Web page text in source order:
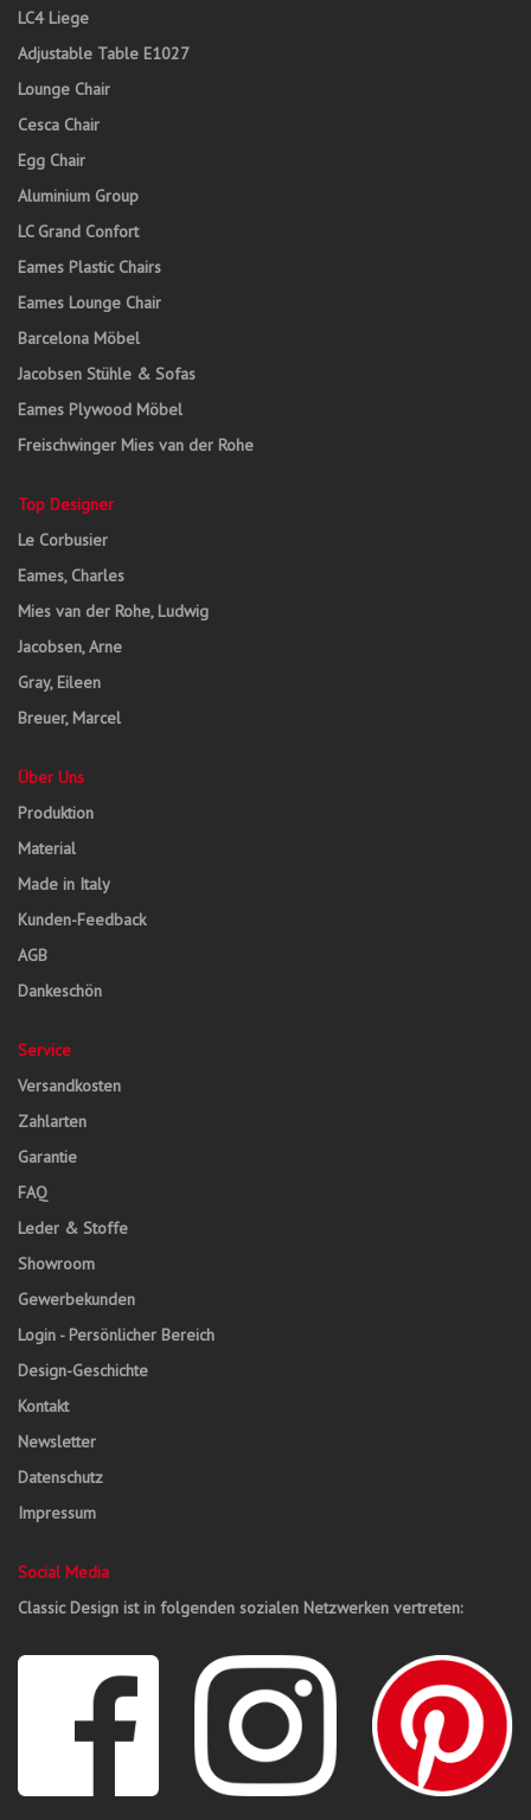
LC4 Liege
Adjustable Table E1027
Lounge Chair
Cesca Chair
Egg Chair
Aluminium Group
LC Grand Confort
Eames Plastic Chairs
Eames Lounge Chair
Barcelona Möbel
Jacobsen Stühle & Sofas
Eames Plywood Möbel
Freischwinger Mies van der Rohe
Top Designer
Le Corbusier
Eames, Charles
Mies van der Rohe, Ludwig
Jacobsen, Arne
Gray, Eileen
Breuer, Marcel
Über Uns
Produktion
Material
Made in Italy
Kunden-Feedback
AGB
Dankeschön
Service
Versandkosten
Zahlarten
Garantie
FAQ
Leder & Stoffe
Showroom
Gewerbekunden
Login - Persönlicher Bereich
Design-Geschichte
Kontakt
Newsletter
Datenschutz
Impressum
Social Media
Classic Design ist in folgenden sozialen Netzwerken vertreten: